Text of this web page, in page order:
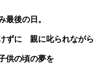
最後の日。
ずに 親に叱られながら
供の頃の夢を